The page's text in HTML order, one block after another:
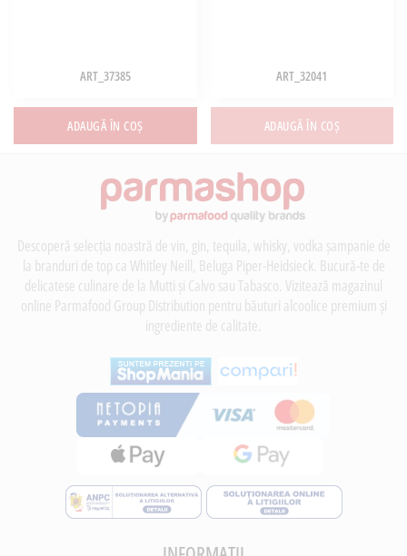
ART_37385
ADAUGĂ ÎN COȘ
ART_32041
ADAUGĂ ÎN COȘ
Descoperă selecția noastră de vin, gin, tequila, whisky, vodka șampanie de
la branduri de top ca Whitley Neill, Beluga Piper-Heidsieck. Bucură-te de
delicatese culinare de la Mutti și Calvo sau Tabasco. Vizitează magazinul
online Parmafood Group Distribution pentru băuturi alcoolice premium și
ingrediente de calitate.